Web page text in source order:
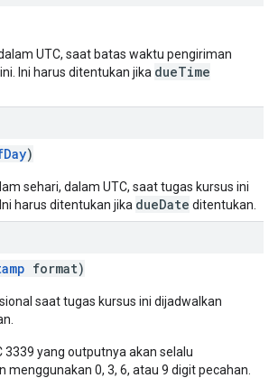
UTC, saat batas waktu pengiriman
Ini harus ditentukan jika dueTime
)
sehari, dalam UTC, saat tugas kursus ini
harus ditentukan jika dueDate ditentukan.
format)
saat tugas kursus ini dijadwalkan
3339 yang outputnya akan selalu
menggunakan 0, 3, 6, atau 9 digit pecahan.